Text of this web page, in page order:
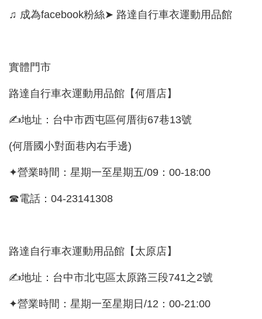
♫ 成為facebook粉絲➤ 路達自行車衣運動用品館
實體門市
路達自行車衣運動用品館【何厝店】
✍地址：台中市西屯區何厝街67巷13號
(何厝國小對面巷內右手邊)
✦營業時間：星期一至星期五/09：00-18:00
☎電話：04-23141308
路達自行車衣運動用品館【太原店】
✍地址：台中市北屯區太原路三段741之2號
✦營業時間：星期一至星期日/12：00-21:00